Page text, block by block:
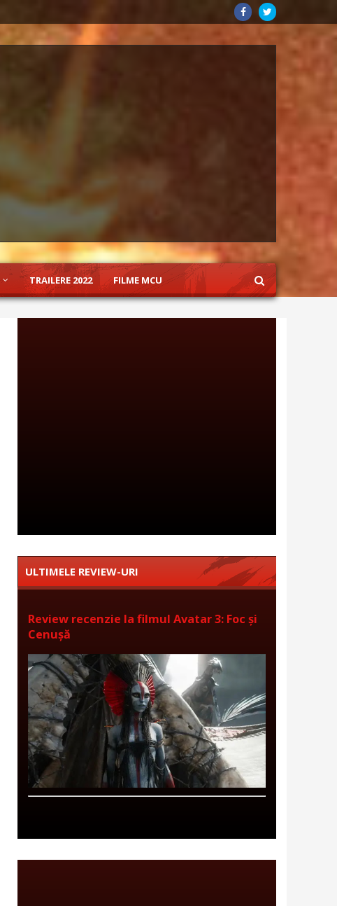
TRAILERE 2022 FILME MCU
ULTIMELE REVIEW-URI
Review recenzie la filmul Avatar 3: Foc și
Cenușă